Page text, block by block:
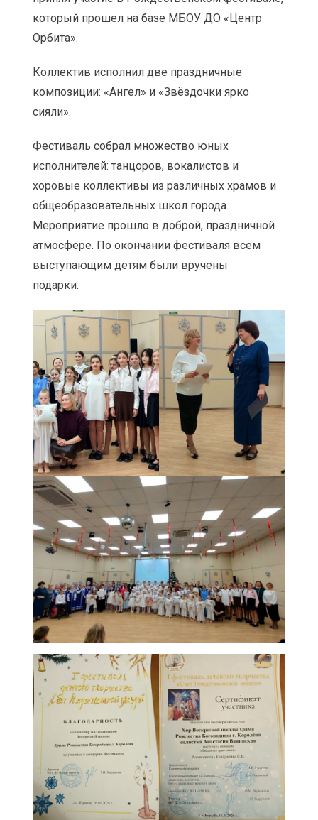
который прошел на базе МБОУ ДО «Центр
Орбита».
Коллектив исполнил две праздничные
композиции: «Ангел» и «Звёздочки ярко
сияли».
Фестиваль собрал множество юных
исполнителей: танцоров, вокалистов и
хоровые коллективы из различных храмов и
общеобразовательных школ города.
Мероприятие прошло в доброй, праздничной
атмосфере. По окончании фестиваля всем
выступающим детям были вручены
подарки.